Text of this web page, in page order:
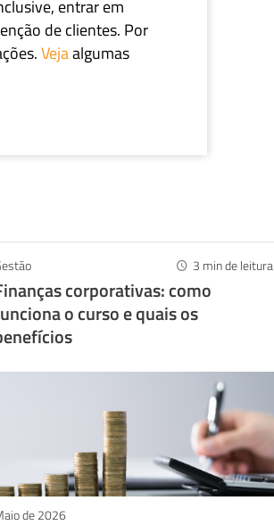
entrar em
de clientes. Por
Vejaalgumas
3 min de leitura
corporativas: como
o curso e quais os
de 2026